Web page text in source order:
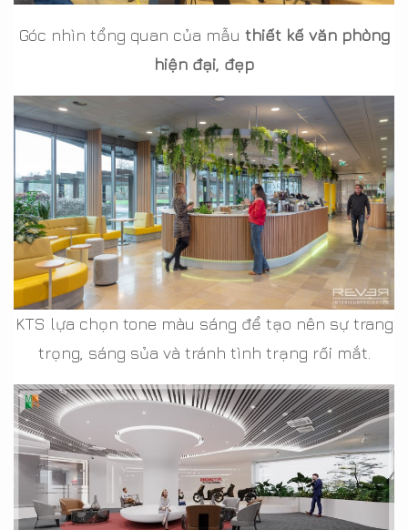
Góc nhìn tổng quan của mẫu thiết kế văn phòng
hiện đại, đẹp
KTS lựa chọn tone màu sáng để tạo nên sự trang
trọng, sáng sủa và tránh tình trạng rối mắt.